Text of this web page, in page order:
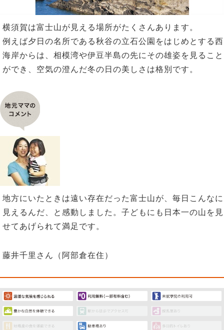
横須賀は富士山が見える場所がたくさんあります。
例えば夕日の名所である秋谷の立石公園をはじめとする西
海岸からは、相模湾や伊豆半島の先にその雄姿を見ること
ができ、空気の澄んだ冬の日の美しさは格別です。
地方にいたときは遠い存在だった富士山が、毎日こんなに
見えるんだ、と感動しました。子どもにも日本一の山を見
せてあげられて満足です。
藤井千里さん（阿部倉在住）